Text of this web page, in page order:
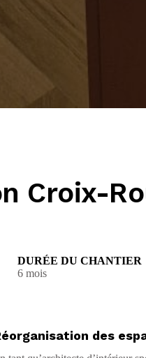
Croix-
DURÉE DU CHANTIER
6 mois
des